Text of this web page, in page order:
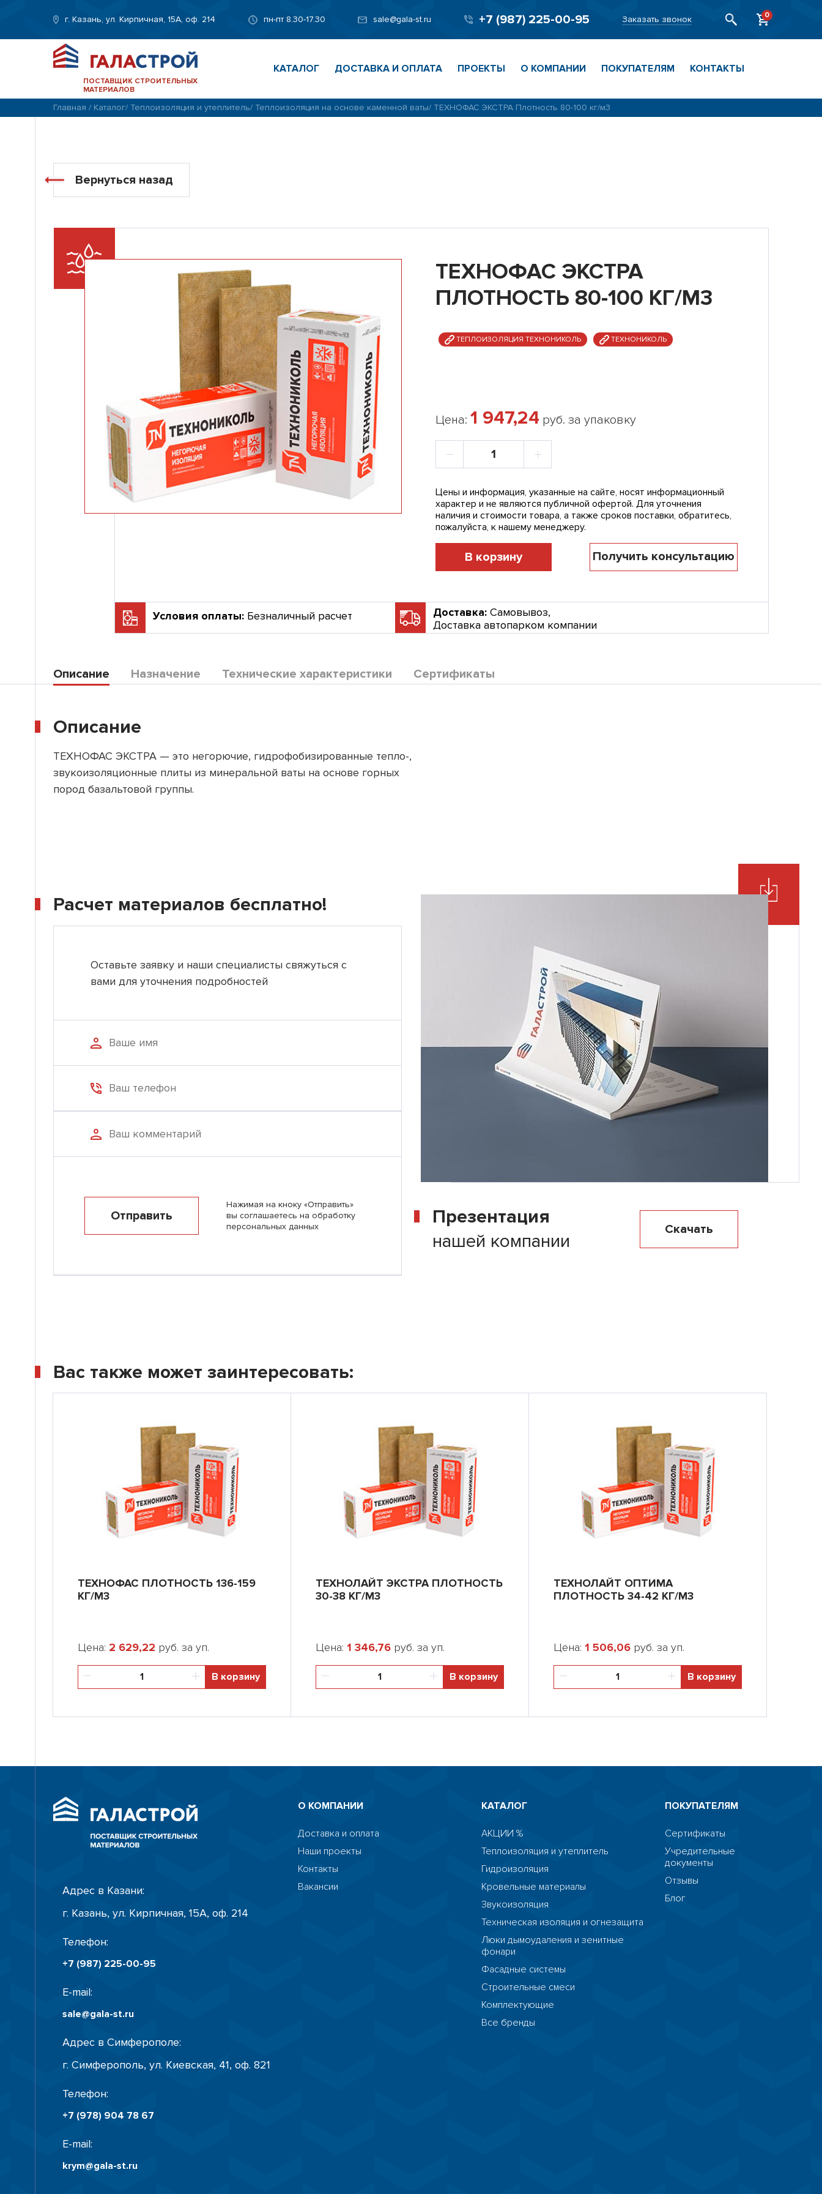
г. Казань, ул. Кирпичная, 15А, оф. 214 пн-пт 8.30-17.30 sale@gala-st.ru +7 (987) 225-00-95 Заказать звонок 0
ПОСТАВЩИК СТРОИТЕЛЬНЫХ
МАТЕРИАЛОВ
КАТАЛОГ ДОСТАВКА И ОПЛАТА ПРОЕКТЫ О КОМПАНИИ ПОКУПАТЕЛЯМ КОНТАКТЫ
Главная / Каталог/ Теплоизоляция и утеплитель/ Теплоизоляция на основе каменной ваты/ ТЕХНОФАС ЭКСТРА Плотность 80-100 кг/м3
Вернуться назад
ТЕХНОФАС ЭКСТРА
ПЛОТНОСТЬ 80-100 КГ/М3
ТЕПЛОИЗОЛЯЦИЯ ТЕХНОНИКОЛЬ ТЕХНОНИКОЛЬ
Цена: 1 947,24 руб. за упаковку
Цены и информация, указанные на сайте, носят информационный
характер и не являются публичной офертой. Для уточнения
наличия и стоимости товара, а также сроков поставки, обратитесь,
пожалуйста, к нашему менеджеру.
В корзину Получить консультацию
Условия оплаты: Безналичный расчет Доставка: Самовывоз,
Доставка автопарком компании
Описание Назначение Технические характеристики Сертификаты
Описание
ТЕХНОФАС ЭКСТРА — это негорючие, гидрофобизированные тепло-,
звукоизоляционные плиты из минеральной ваты на основе горных
пород базальтовой группы.
Расчет материалов бесплатно!
Оставьте заявку и наши специалисты свяжуться с
вами для уточнения подробностей
Отправить
Нажимая на кноку «Отправить»
вы соглашаетесь на обработку
персональных данных
Презентация
нашей компании
Скачать
Вас также может заинтересовать:
ТЕХНОФАС ПЛОТНОСТЬ 136-159
КГ/М3
Цена: 2 629,22 руб. за уп.
В корзину
ТЕХНОЛАЙТ ЭКСТРА ПЛОТНОСТЬ
30-38 КГ/М3
Цена: 1 346,76 руб. за уп.
В корзину
ТЕХНОЛАЙТ ОПТИМА
ПЛОТНОСТЬ 34-42 КГ/М3
Цена: 1 506,06 руб. за уп.
В корзину
Адрес в Казани:
г. Казань, ул. Кирпичная, 15А, оф. 214
Телефон:
+7 (987) 225-00-95
E-mail:
sale@gala-st.ru
Адрес в Симферополе:
г. Симферополь, ул. Киевская, 41, оф. 821
Телефон:
+7 (978) 904 78 67
E-mail:
krym@gala-st.ru
О КОМПАНИИ
Доставка и оплата
Наши проекты
Контакты
Вакансии
КАТАЛОГ
АКЦИИ %
Теплоизоляция и утеплитель
Гидроизоляция
Кровельные материалы
Звукоизоляция
Техническая изоляция и огнезащита
Люки дымоудаления и зенитные
фонари
Фасадные системы
Строительные смеси
Комплектующие
Все бренды
ПОКУПАТЕЛЯМ
Сертификаты
Учредительные
документы
Отзывы
Блог